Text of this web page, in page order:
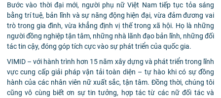
Bước vào thời đại mới, người phụ nữ Việt Nam tiếp tục tỏa sáng
bằng trí tuệ, bản lĩnh và sự năng động hiện đại, vừa đảm đương vai
trò trong gia đình, vừa khẳng định vị thế trong xã hội. Họ là những
người đồng nghiệp tận tâm, những nhà lãnh đạo bản lĩnh, những đối
tác tin cậy, đóng góp tích cực vào sự phát triển của quốc gia.
VIMID – với hành trình hơn 15 năm xây dựng và phát triển trong lĩnh
vực cung cấp giải pháp vận tải toàn diện – tự hào khi có sự đồng
hành của các nhân viên nữ xuất sắc, tận tâm. Đồng thời, chúng tôi
cũng vô cùng biết ơn sự tin tưởng, hợp tác từ các nữ đối tác và